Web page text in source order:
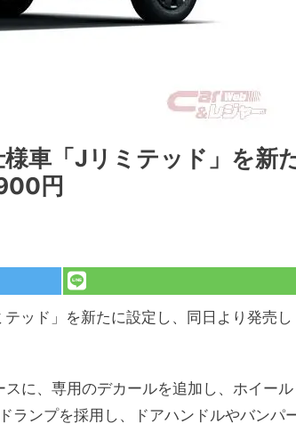
車「Jリミテッド」を新
円
ッド」を新たに設定し、同日より発売し
に、専用のデカールを追加し、ホイール
ランプを採用し、ドアハンドルやバンパ